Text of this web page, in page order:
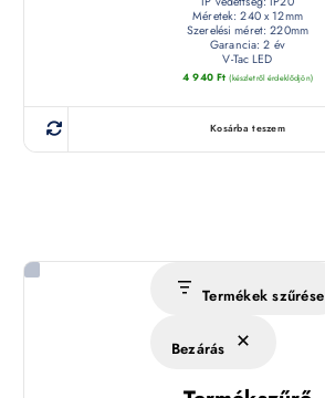
Méretek: 240 x 12mm
Szerelési méret: 220mm
Garancia: 2 év
V-Tac LED
4 940 Ft (készletről érdeklődjön)
Kosárba teszem
Termékek szűrése
Bezárás